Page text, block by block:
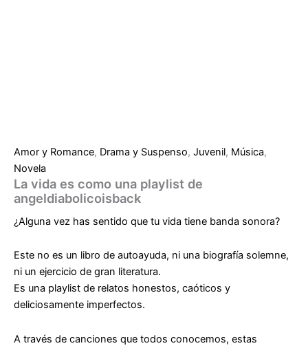
Amor y Romance, Drama y Suspenso, Juvenil, Música,
Novela
La vida es como una playlist de
angeldiabolicoisback
¿Alguna vez has sentido que tu vida tiene banda sonora?
Este no es un libro de autoayuda, ni una biografía solemne,
ni un ejercicio de gran literatura.
Es una playlist de relatos honestos, caóticos y
deliciosamente imperfectos.
A través de canciones que todos conocemos, estas